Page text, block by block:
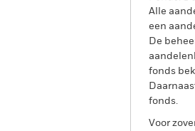
Alle
een
De
fonds
fonds.
Voor